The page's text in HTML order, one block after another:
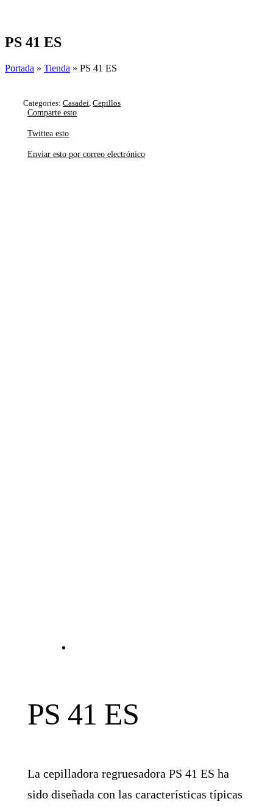
PS 41 ES
Portada » Tienda » PS 41 ES
Categories: Casadei Cepillos
Comparte esto
Twittea esto
Enviar esto por correo electrónico
PS 41 ES
La cepilladora regruesadora PS 41 ES ha
sido diseñada con las características típicas